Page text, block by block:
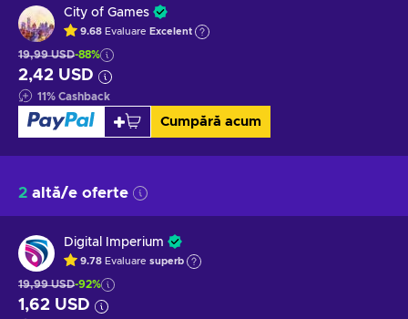
City of Games
9.68 Evaluare Excelent
19,99 USD-88%
2,42 USD
11% Cashback
Cumpără acum
2 altă/e oferte
Digital Imperium
9.78 Evaluare superb
19,99 USD-92%
1,62 USD